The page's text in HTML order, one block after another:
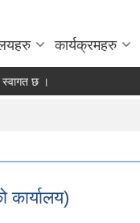
कार्यक्रमहरु
छ ।
कार्यालय)